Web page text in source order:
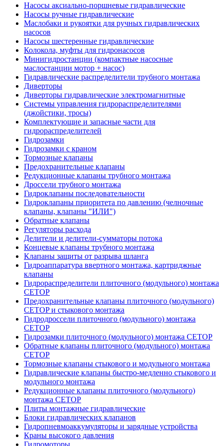
Насосы аксиально-поршневые гидравлические
Насосы ручные гидравлические
Маслобаки и рукоятки для ручных гидравлических
насосов
Насосы шестеренные гидравлические
Колокола, муфты для гидронасосов
Минигидростанции (компактные насосные
маслостанции мотор + насос)
Гидравлические распределители трубного монтажа
Диверторы
Диверторы гидравлические электромагнитные
Системы управления гидрораспределителями
(джойстики, тросы)
Комплектующие и запасные части для
гидрораспределителей
Гидрозамки
Гидрозамки с краном
Тормозные клапаны
Предохранительные клапаны
Редукционные клапаны трубного монтажа
Дроссели трубного монтажа
Гидроклапаны последовательности
Гидроклапаны приоритета по давлению (челночные
клапаны, клапаны "ИЛИ")
Обратные клапаны
Регуляторы расхода
Делители и делители-сумматоры потока
Концевые клапаны трубного монтажа
Клапаны защиты от разрыва шланга
Гидроаппаратура ввертного монтажа, картриджные
клапаны
Гидрораспределители плиточного (модульного) монтажa
CETOP
Предохранительные клапаны плиточного (модульного)
CETOP и стыкового монтажа
Гидродроссели плиточного (модульного) монтажа
CETOP
Гидрозамки плиточного (модульного) монтажа CETOP
Обратные клапаны плиточного (модульного) монтажа
CETOP
Тормозные клапаны стыкового и модульного монтажа
Гидравлические клапаны быстро-медленно стыкового и
модульного монтажа
Редукционные клапаны плиточного (модульного)
монтажа CETOP
Плиты монтажные гидравлические
Блоки гидравлических клапанов
Гидропневмоаккумуляторы и зарядные устройства
Краны высокого давления
Гидромоторы